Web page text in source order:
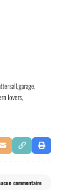
garage
lovers
commentaire